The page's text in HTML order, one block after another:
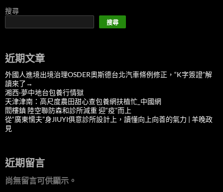
搜尋
搜尋
近期文章
外國人進境出境治理OSDER奧斯德台北汽車條例修正，“K字簽證”解
讀來了→
湘西·夢中地台包養行情獄
天津津南：高尺度農田甜心查包養網扶植忙_中國網
閻樓鎮 陸空聯防森和診所減重 迎“疫”而上
從“廣東懦夫”身JIUYI俱意診所設計上，讀懂向上向善的氣力 | 羊晚政
見
近期留言
尚無留言可供顯示。